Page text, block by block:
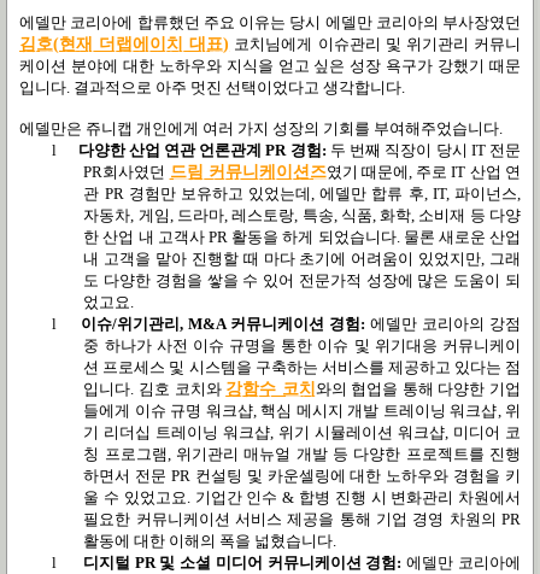
에델만 코리아에 합류했던 주요 이유는 당시 에델만 코리아의 부사장였던
김호(현재 더랩에이치 대표) 코치님에게 이슈관리 및 위기관리 커뮤니
케이션 분야에 대한 노하우와 지식을 얻고 싶은 성장 욕구가 강했기 때문
입니다. 결과적으로 아주 멋진 선택이었다고 생각합니다.
에델만은 쥬니캡 개인에게 여러 가지 성장의 기회를 부여해주었습니다.
l
다양한 산업 연관 언론관계 PR 경험 : 두 번째 직장이 당시 IT 전문
PR회사였던 드림 커뮤니케이션즈였기 때문에, 주로 IT 산업 연
관 PR 경험만 보유하고 있었는데,에델만 합류 후, IT,파이넌스,
자동차, 게임, 드라마,레스토랑, 특송, 식품,화학, 소비재 등 다양
한 산업 내 고객사PR 활동을 하게 되었습니다. 물론 새로운 산업
내 고객을 맡아 진행할 때 마다 초기에 어려움이 있었지만, 그래
도 다양한 경험을 쌓을 수 있어 전문가적 성장에 많은 도움이 되
었고요.
l
이슈/위기관리, M&A 커뮤니케이션 경험 : 에델만 코리아의 강점
중 하나가 사전 이슈 규명을 통한 이슈 및 위기대응 커뮤니케이
션 프로세스 및 시스템을 구축하는 서비스를 제공하고 있다는 점
입니다. 김호 코치와 강함수 코치 와의 협업을 통해 다양한 기업
들에게 이슈 규명 워크샵,핵심 메시지 개발 트레이닝 워크샵, 위
기 리더십 트레이닝 워크샵, 위기 시뮬레이션 워크샵, 미디어 코
칭 프로그램, 위기관리 매뉴얼 개발 등 다양한 프로젝트를 진행
하면서 전문 PR 컨설팅 및 카운셀링에 대한 노하우와 경험을 키
울 수 있었고요. 기업간 인수 & 합병 진행 시 변화관리 차원에서
필요한 커뮤니케이션 서비스 제공을 통해 기업 경영 차원의 PR
활동에 대한 이해의 폭을 넓혔습니다.
l
디지털 PR 및 소셜 미디어 커뮤니케이션 경험 : 에델만 코리아에